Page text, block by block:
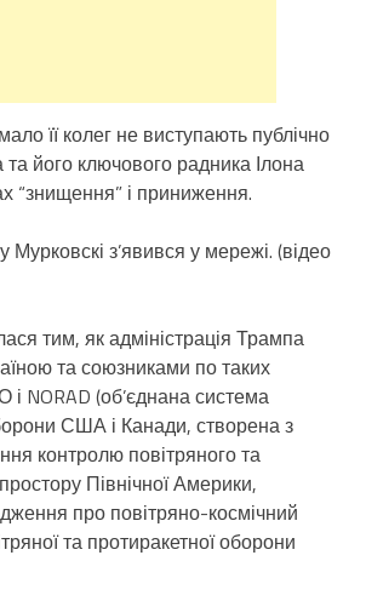
її колег не виступають публічно
його ключового радника Ілона
“знищення” і приниження.
Мурковскі з’явився у мережі. (відео
тим, як адміністрація Трампа
та союзниками по таких
NORAD (об’єднана система
США і Канади, створена з
контролю повітряного та
Північної Америки,
про повітряно-космічний
та протиракетної оборони